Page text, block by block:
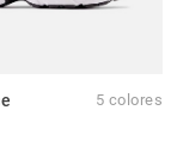
5 colores